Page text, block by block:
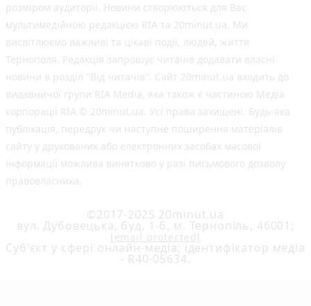
розміром аудиторії. Новини створюються для Вас
мультимедійною редакцією RIA та 20minut.ua. Ми
висвітлюємо важливі та цікаві події, людей, життя
Тернополя. Редакція запрошує читачів додавати власні
новини в розділ "Від читачів". Сайт 20minut.ua входить до
видавничої групи RIA Media, яка також є частиною Медіа
корпорації RIA © 20minut.ua. Усі права захищені. Будь-яка
публiкацiя, передрук чи наступне поширення матеріалів
сайту у друкованих або електронних засобах масової
інформації можлива винятково у разі письмового дозволу
правовласника.
©2017-2025 20minut.ua
вул. Дубовецька, буд. 1-б, м. Тернопіль, 46001;
[email protected]
Cуб'єкт у сфері онлайн-медіа; ідентифікатор медіа
- R40-05634.